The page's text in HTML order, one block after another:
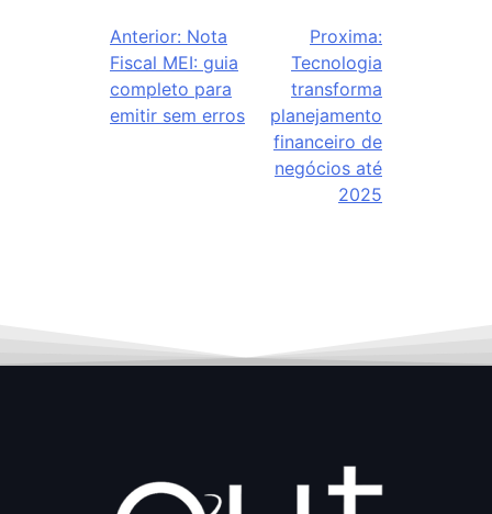
Anterior: Nota
Fiscal MEI: guia
completo para
emitir sem erros
Proxima:
Tecnologia
transforma
planejamento
financeiro de
negócios até
2025